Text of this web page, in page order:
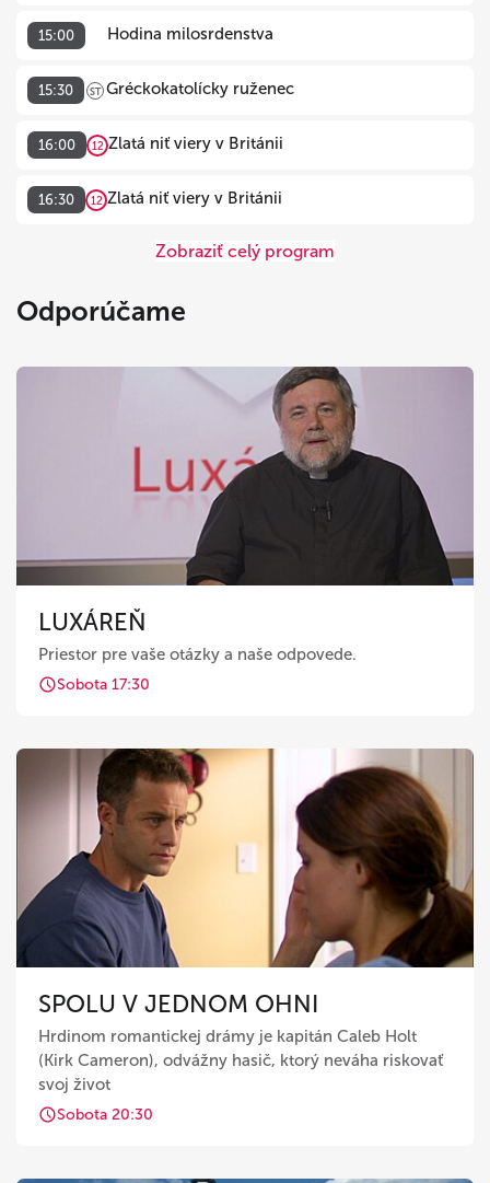
15:00 Hodina milosrdenstva
15:30 ST Gréckokatolícky ruženec
16:00 12 Zlatá niť viery v Británii
16:30 12 Zlatá niť viery v Británii
Zobraziť celý program
Odporúčame
LUXÁREŇ
Priestor pre vaše otázky a naše odpovede.
Sobota 17:30
SPOLU V JEDNOM OHNI
Hrdinom romantickej drámy je kapitán Caleb Holt
(Kirk Cameron), odvážny hasič, ktorý neváha riskovať
svoj život
Sobota 20:30